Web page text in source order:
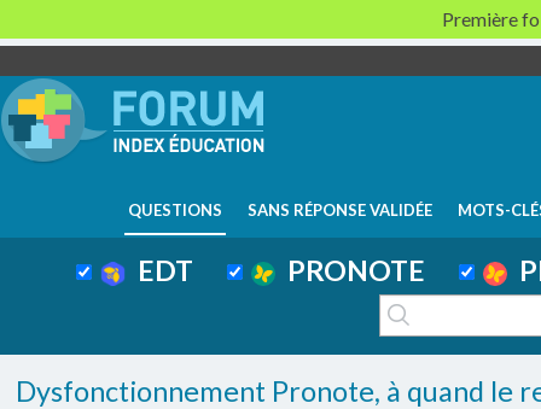
QUESTIONS SANS RÉPONSE VALIDÉE MOTS-
EDT PRONOTE
Dysfonctionnement Pronote, à quand le
Première